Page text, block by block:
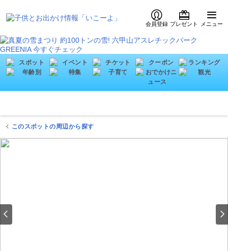
会員登録 プレゼント メニュー
このスポットの周辺から探す